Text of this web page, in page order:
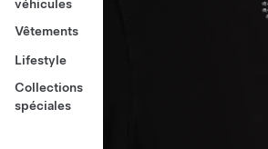
véhicules
Vêtements
Lifestyle
Collections
spéciales